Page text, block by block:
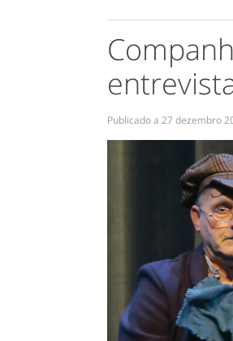
Publicado a 27 dezembro